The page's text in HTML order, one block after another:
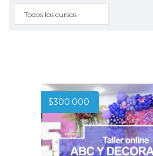
Todos los cursos
$300.000